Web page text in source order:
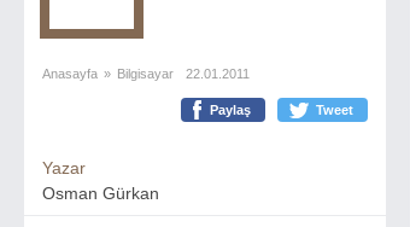
Anasayfa » Bilgisayar 22.01.2011
Paylaş Tweet
Yazar
Osman Gürkan